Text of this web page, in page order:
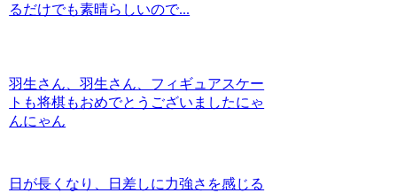
るだけでも素晴らしいので...
羽生さん、羽生さん、フィギュアスケー
トも将棋もおめでとうございましたにゃ
んにゃん
日が長くなり、日差しに力強さを感じる